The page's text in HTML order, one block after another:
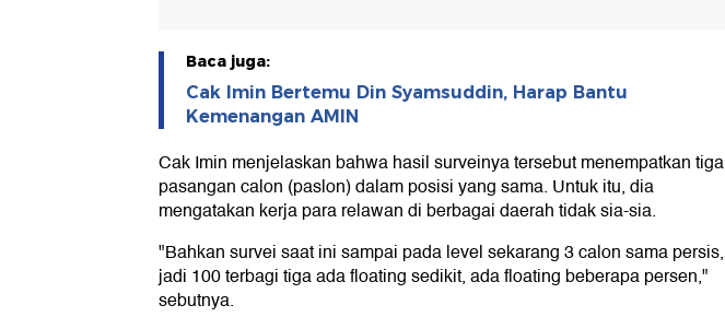
Baca juga:
Cak Imin Bertemu Din Syamsuddin, Harap Bantu
Kemenangan AMIN
Cak Imin menjelaskan bahwa hasil surveinya tersebut menempatkan tiga
pasangan calon (paslon) dalam posisi yang sama. Untuk itu, dia
mengatakan kerja para relawan di berbagai daerah tidak sia-sia.
"Bahkan survei saat ini sampai pada level sekarang 3 calon sama persis,
jadi 100 terbagi tiga ada floating sedikit, ada floating beberapa persen,"
sebutnya.